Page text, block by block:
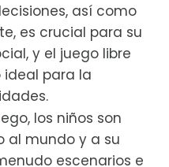
así como
es crucial para su
y el juego libre
ideal para la
los niños son
al mundo y a su
escenarios e